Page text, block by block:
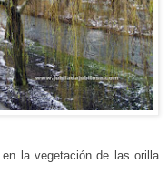
la vegetación de las orilla